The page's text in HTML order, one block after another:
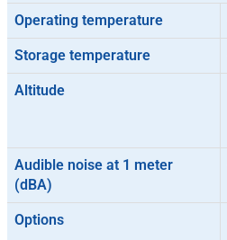
Operating temperature
Storage temperature
Altitude
Audible noise at 1 meter
(dBA)
Options